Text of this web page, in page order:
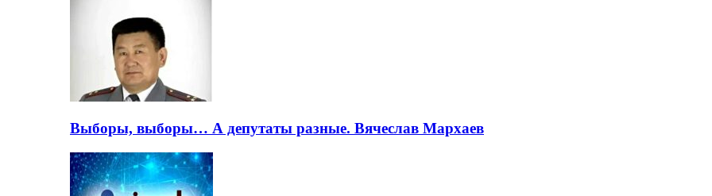
Выборы, выборы… А депутаты разные. Вячеслав Мархаев